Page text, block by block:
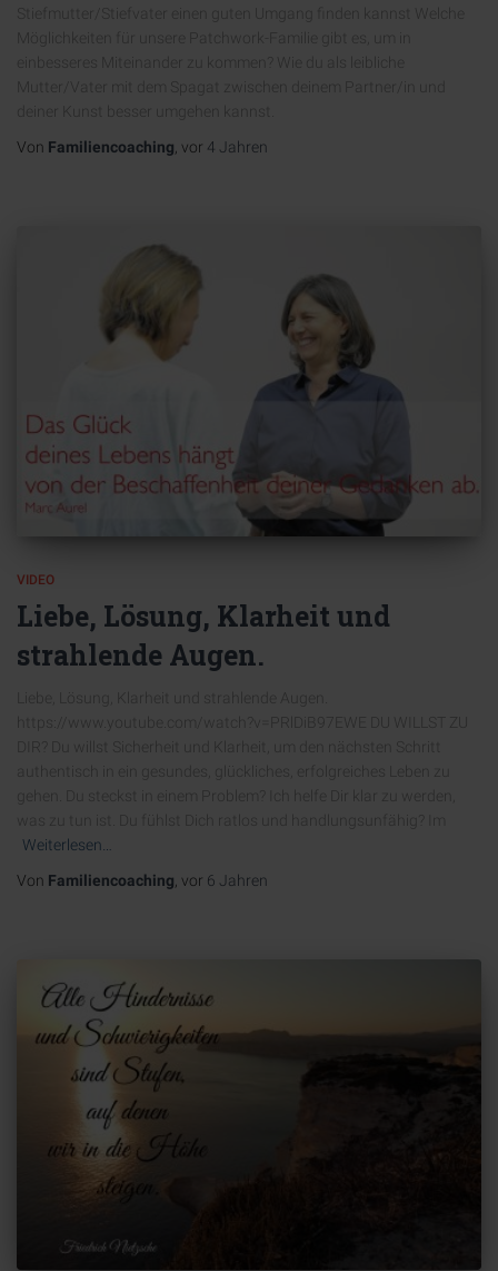
Stiefmutter/Stiefvater einen guten Umgang finden kannst Welche
Möglichkeiten für unsere Patchwork-Familie gibt es, um in
einbesseres Miteinander zu kommen? Wie du als leibliche
Mutter/Vater mit dem Spagat zwischen deinem Partner/in und
deiner Kunst besser umgehen kannst.
Von Familiencoaching, vor 4 Jahren
VIDEO
Liebe, Lösung, Klarheit und
strahlende Augen.
Liebe, Lösung, Klarheit und strahlende Augen.
https://www.youtube.com/watch?v=PRlDiB97EWE DU WILLST ZU
DIR? Du willst Sicherheit und Klarheit, um den nächsten Schritt
authentisch in ein gesundes, glückliches, erfolgreiches Leben zu
gehen. Du steckst in einem Problem? Ich helfe Dir klar zu werden,
was zu tun ist. Du fühlst Dich ratlos und handlungsunfähig? Im
Weiterlesen…
Von Familiencoaching , vor 6 Jahren